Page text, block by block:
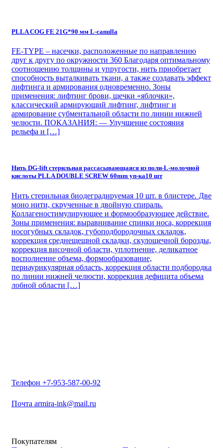
PLLA COG FE 21G*90 мм L-сanulla
FE-TYPE – насечки, расположенные по направлению
друг к другу по окружности 360 Благодаря оптимальному
соотношению толщины и упругости, нить приобретает
способность выталкивать ткани, а также создавать эффект
лифтинга и армирования одновременно. Зоны
применения: лифтинг брови, щечки «яблочки»,
классический армирующий лифтинг, лифтинг и
армирование субментальной области по линии нижней
челюсти. ПОКАЗАНИЯ: — Улучшение состояния
рельефа и […]
Нить DG-lift стерильная рассасывающаяся из поли-L-молочной
кислоты PLLA DOUBLE SCREW 60mm уп-ка10 шт
Нить стерильная биодеградируемая 10 шт. в блистере. Две
моно нити, скрученные в двойную спираль.
Коллагеностимулирующее и формообразующее действие.
Зоны применения: выравнивание спинки носа, коррекция
носогубных складок, губоподбородочных складок,
коррекция среднещещной складки, скулощечной борозды,
коррекция височной области, уплотнение, деликатное
восполнение объема, формообразование,
периаурикулярная область, коррекция области подбородка
по линии нижней челюсти, коррекция дефицита объема
лобной области […]
Телефон +7-953-587-00-92
Почта armira-ink@mail.ru
Покупателям